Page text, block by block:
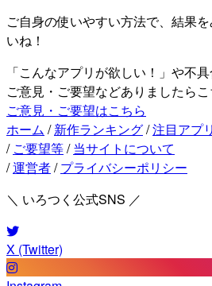
ご自身の使いやすい方法で、結果
いね！
「こんなアプリが欲しい！」や不
ご意見・ご要望などありましたらこ
ご意見・ご要望はこちら
ホーム / 新作ランキング/注目アプリ
/ ご要望等/ 当サイトについて
/運営者/ プライバシーポリシー
＼ いろつく公式SNS ／
X (Twitter)